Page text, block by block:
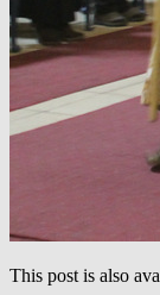
This post is also